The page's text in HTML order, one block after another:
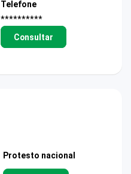
Telefone
**********
Consultar
Protesto nacional